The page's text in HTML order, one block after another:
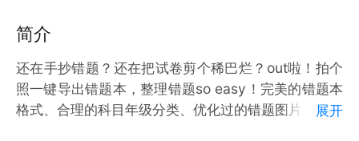
简介
还在手抄错题？还在把试卷剪个稀巴烂？out啦！拍个
照一键导出错题本，整理错题so easy！完美的错题本
格式、合理的科目年级分类、优化过的错题图片，让整
展开